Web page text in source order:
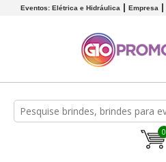
Eventos: Elétrica e Hidráulica Empresa
0